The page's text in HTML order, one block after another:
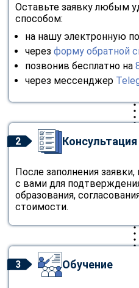
Оставьте заявку любым
способом:
на нашу электронную
через форму обратной
позвонив бесплатно на
через мессенджер
2 Консультация
После заполнения
с вами для
образования,
стоимости.
3 Обучение